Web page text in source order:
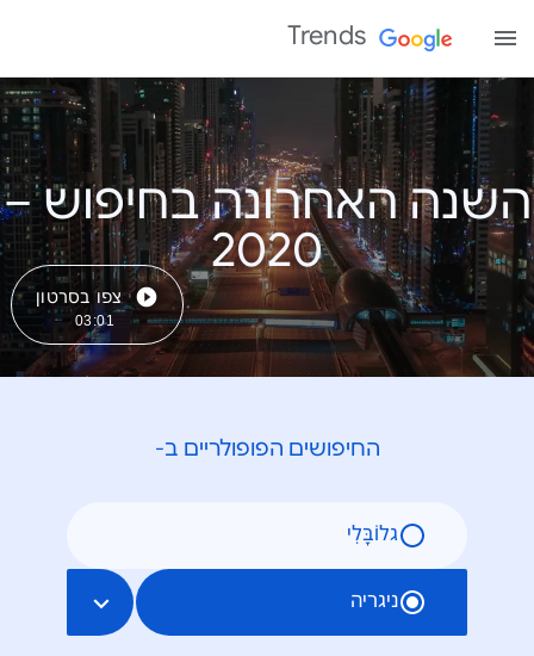
Trends
השנה האחרונה בחיפוש –
צפו בסרטון
03:01
החיפושים הפופולריים ב-
גלוֹבָּלִי
ניגריה